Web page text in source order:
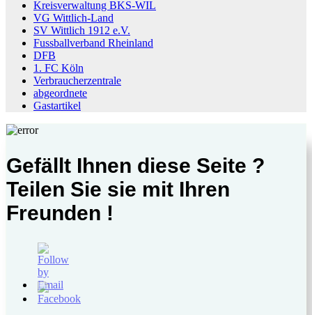
Kreisverwaltung BKS-WIL
VG Wittlich-Land
SV Wittlich 1912 e.V.
Fussballverband Rheinland
DFB
1. FC Köln
Verbraucherzentrale
abgeordnete
Gastartikel
Gefällt Ihnen diese Seite ?
Teilen Sie sie mit Ihren
Freunden !